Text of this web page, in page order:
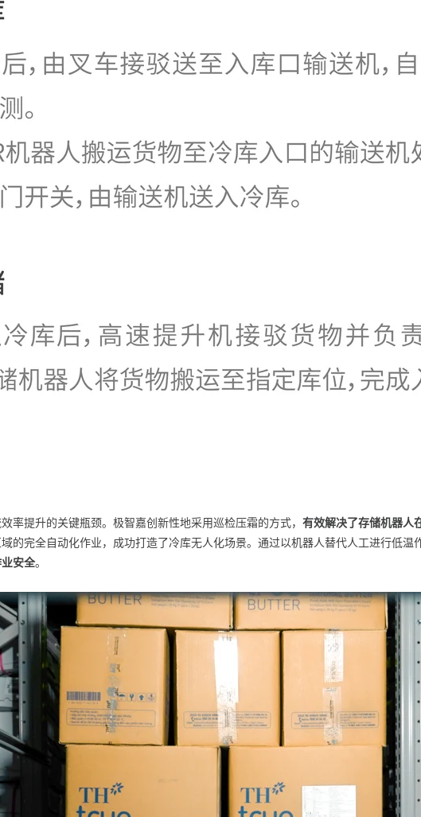
率提升的关键瓶颈。极智嘉创新性地采用巡检压霜的方式，有效解决了存储机器人
的完全自动化作业，成功打造了冷库无人化场景。通过以机器人替代人工进行低温
安全。